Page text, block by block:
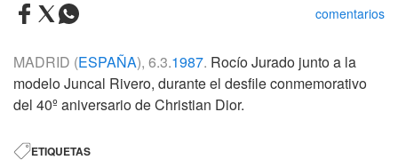
comentarios
MADRID (ESPAÑA), 6.3.1987. Rocío Jurado junto a la
modelo Juncal Rivero, durante el desfile conmemorativo
del 40º aniversario de Christian Dior.
ETIQUETAS